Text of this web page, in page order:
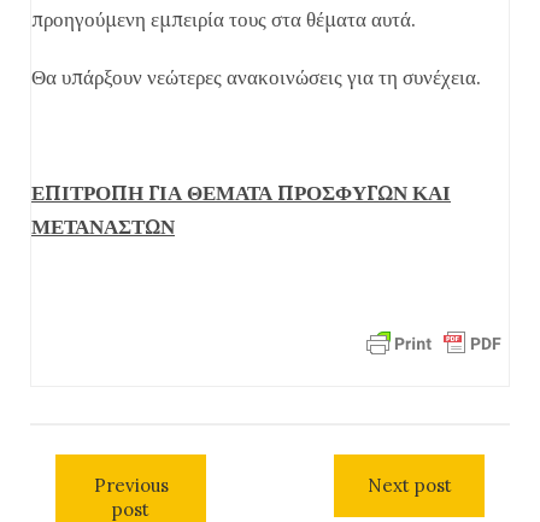
προηγούμενη εμπειρία τους στα θέματα αυτά.
Θα υπάρξουν νεώτερες ανακοινώσεις για τη συνέχεια.
ΕΠΙΤΡΟΠΗ ΓΙΑ ΘΕΜΑΤΑ ΠΡΟΣΦΥΓΩΝ ΚΑΙ
ΜΕΤΑΝΑΣΤΩΝ
Previous
post
Next post